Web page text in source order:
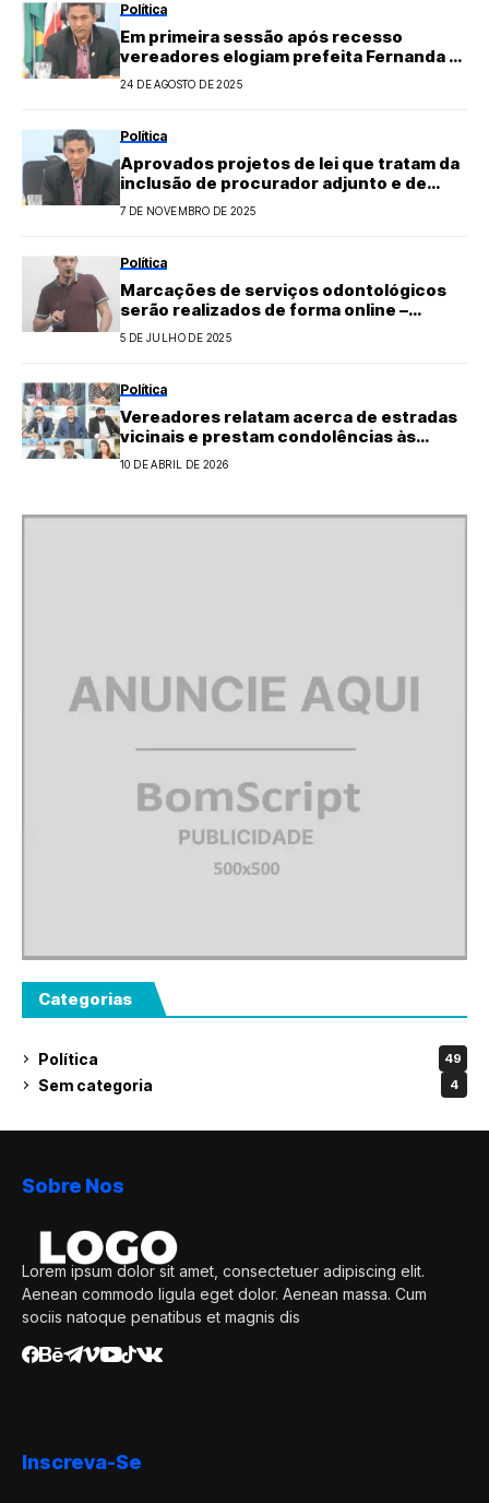
Política
Em primeira sessão após recesso
vereadores elogiam prefeita Fernanda e
relatam contas da gestão do ano 2015
24 DE AGOSTO DE 2025
Política
Aprovados projetos de lei que tratam da
inclusão de procurador adjunto e de
crédito especial para a Assistência
7 DE NOVEMBRO DE 2025
Política
Marcações de serviços odontológicos
serão realizados de forma online –
Informa coordenador da saúde bucal
5 DE JULHO DE 2025
Política
Vereadores relatam acerca de estradas
vicinais e prestam condolências às
famílias enlutadas
10 DE ABRIL DE 2026
Categorias
Política 49
Sem categoria 4
Sobre Nos
Lorem ipsum dolor sit amet, consectetuer adipiscing elit.
Aenean commodo ligula eget dolor. Aenean massa. Cum
sociis natoque penatibus et magnis dis
Inscreva-Se